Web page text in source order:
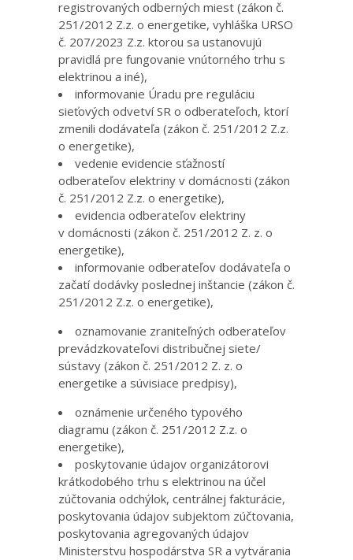
registrovaných odberných miest (zákon č.
251/2012 Z.z. o energetike, vyhláška URSO
č. 207/2023 Z.z. ktorou sa ustanovujú
pravidlá pre fungovanie vnútorného trhu s
elektrinou a iné),
informovanie Úradu pre reguláciu
sieťových odvetví SR o odberateľoch, ktorí
zmenili dodávateľa (zákon č. 251/2012 Z.z.
o energetike),
vedenie evidencie sťažností
odberateľov elektriny v domácnosti (zákon
č. 251/2012 Z.z. o energetike),
evidencia odberateľov elektriny
v domácnosti (zákon č. 251/2012 Z. z. o
energetike),
informovanie odberateľov dodávateľa o
začatí dodávky poslednej inštancie (zákon č.
251/2012 Z.z. o energetike),
oznamovanie zraniteľných odberateľov
prevádzkovateľovi distribučnej siete/
sústavy (zákon č. 251/2012 Z. z. o
energetike a súvisiace predpisy),
oznámenie určeného typového
diagramu (zákon č. 251/2012 Z.z. o
energetike),
poskytovanie údajov organizátorovi
krátkodobého trhu s elektrinou na účel
zúčtovania odchýlok, centrálnej fakturácie,
poskytovania údajov subjektom zúčtovania,
poskytovania agregovaných údajov
Ministerstvu hospodárstva SR a vytvárania